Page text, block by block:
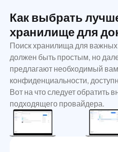
Как выбрать
хранилище для
Поиск хранилища для важных
должен быть простым, но
предлагают необходимый
конфиденциальности,
Вот на что следует обратить
подходящего провайдера.